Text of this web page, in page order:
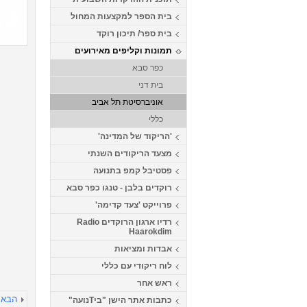
בית הספר למקצעות המחול
בית ספר/ תיכון רוקד
תמונות וקליפים מאירועים
כפר סבא
בית דני
אוניברסיטת תל אביב
כללי
'הריקוד של המדינה'
מצעד הריקודים השנתי
פסטיבל קמפ בתנועה
רוקדים בלבן - טנגו כפר סבא
פרוייקט 'צעד קדימה'
רדיו ארגון הרוקדים Radio
Haarokdim
אבדות ומציאות
לוח ריקודי עם כללי
ראש אחר
כתבות אתר הישן "ביTנועה"
הבא